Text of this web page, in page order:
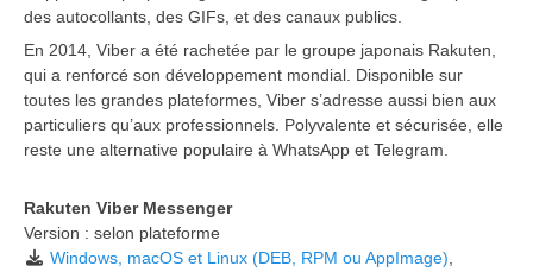
des autocollants, des GIFs, et des canaux publics.
En 2014, Viber a été rachetée par le groupe japonais Rakuten,
qui a renforcé son développement mondial. Disponible sur
toutes les grandes plateformes, Viber s’adresse aussi bien aux
particuliers qu’aux professionnels. Polyvalente et sécurisée, elle
reste une alternative populaire à WhatsApp et Telegram.
Rakuten Viber Messenger
Version : selon plateforme
Windows, macOS et Linux (DEB, RPM ou AppImage)